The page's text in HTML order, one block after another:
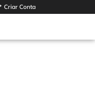
Criar Conta